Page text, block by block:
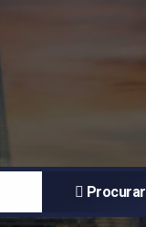
Procurar